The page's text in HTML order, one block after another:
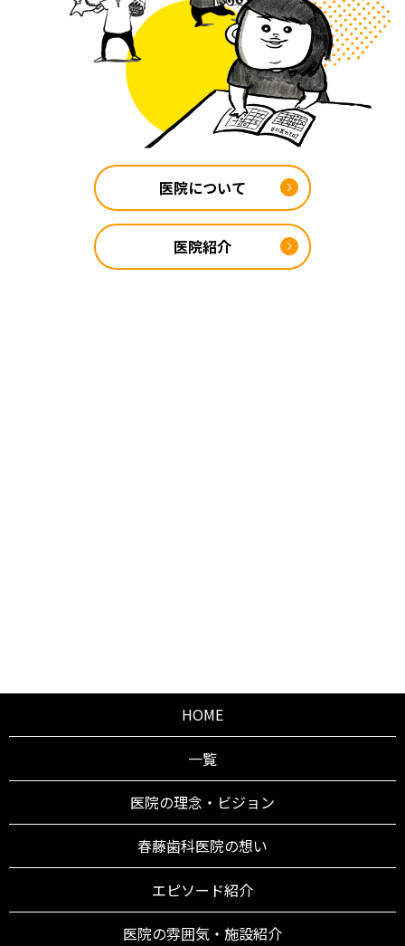
医院について
医院紹介
HOME
一覧
医院の理念・ビジョン
春藤歯科医院の想い
エピソード紹介
医院の雰囲気・施設紹介